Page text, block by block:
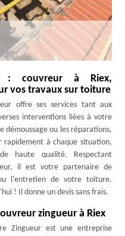
: couvreur à Riex,
vos travaux sur toiture
offre ses services tant aux
interventions liées à votre
ou les réparations,
rapidement à chaque situation,
haute qualité. Respectant
il est votre partenaire de
l'entretien de votre toiture.
! Il donne un devis sans frais.
zingueur à Riex
Zingueur est une entreprise